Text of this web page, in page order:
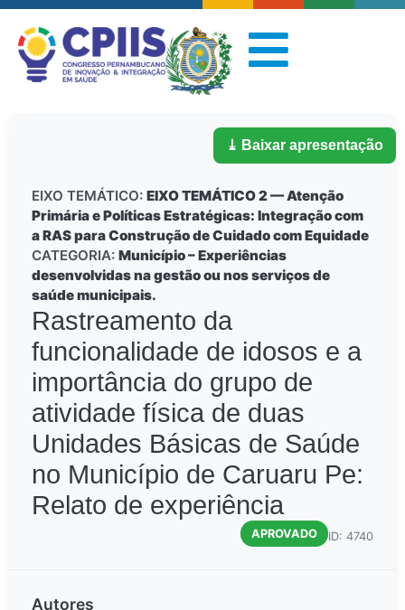
⤓ Baixar apresentação
EIXO TEMÁTICO: EIXO TEMÁTICO 2 — Atenção
Primária e Políticas Estratégicas: Integração com
a RAS para Construção de Cuidado com Equidade
CATEGORIA: Município – Experiências
desenvolvidas na gestão ou nos serviços de
saúde municipais.
Rastreamento da
funcionalidade de idosos e a
importância do grupo de
atividade física de duas
Unidades Básicas de Saúde
no Município de Caruaru Pe:
Relato de experiência
APROVADO ID: 4740
Autores